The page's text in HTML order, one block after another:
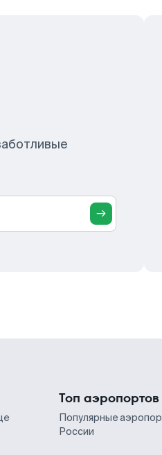
Топ аэропортов
Популярные
России